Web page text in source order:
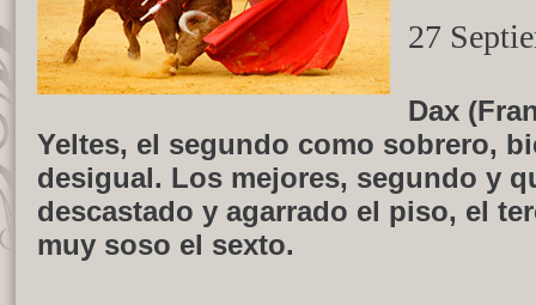
27
Dax
Yeltes, el segundo como sobrero,
desigual. Los mejores, segundo y
descastado y agarrado el piso, el
muy soso el sexto.